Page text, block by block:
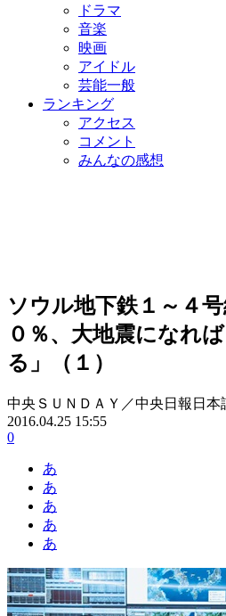
ドラマ
音楽
映画
アイドル
芸能一般
ランキング
アクセス
コメント
みんなの感想
ソウル地下鉄１～４
０％、大地震になれ
る」（１）
中央ＳＵＮＤＡＹ／中央日報日本
2016.04.25 15:55
0
あ
あ
あ
あ
あ